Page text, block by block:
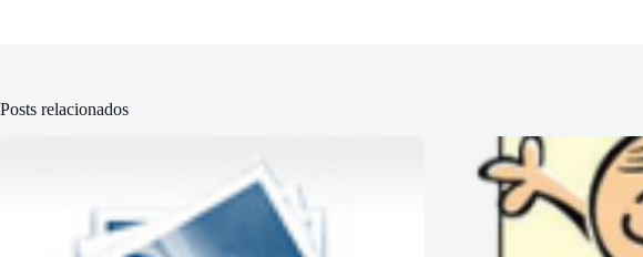
Posts relacionados